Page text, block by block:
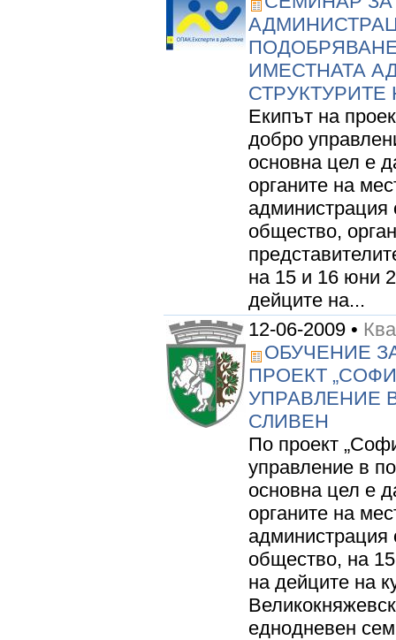
ИМЕСТНАТА
Екипът на
добро
основна цел е
органите на
администрация
общество,
на 15 и 16 юни
дейците на...
12-06-2009 •
ОБУЧЕНИЕ
ПРОЕКТ
УПРАВЛЕНИЕ
СЛИВЕН
По проект
управление в
основна цел е
органите на
администрация
общество, на
на дейците на
еднодневен